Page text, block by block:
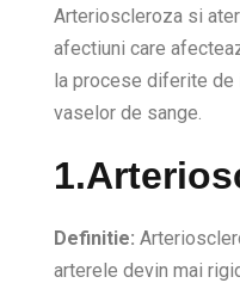
Arterioscleroza si
afectiuni care
la procese diferite de
vaselor de sange.
Definitie:
arterele devin mai